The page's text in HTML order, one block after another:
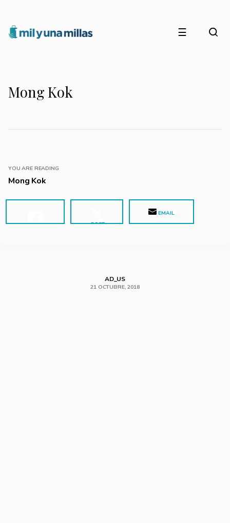
☰
Mong Kok
YOU ARE READING
Mong Kok
POST
EMAIL
AD_US
21 OCTUBRE, 2018